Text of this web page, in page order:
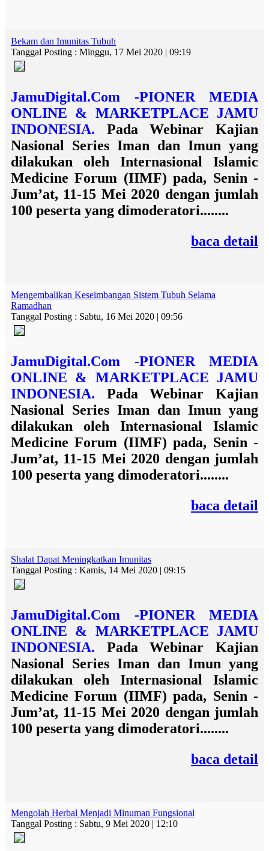
Bekam dan Imunitas Tubuh
Tanggal Posting : Minggu, 17 Mei 2020 | 09:19
JamuDigital.Com -PIONER MEDIA
ONLINE & MARKETPLACE JAMU
INDONESIA. Pada Webinar Kajian
Nasional Series Iman dan Imun yang
dilakukan oleh Internasional Islamic
Medicine Forum (IIMF) pada, Senin -
Jum’at, 11-15 Mei 2020 dengan jumlah
100 peserta yang dimoderatori........
baca detail
Mengembalikan Keseimbangan Sistem Tubuh Selama
Ramadhan
Tanggal Posting : Sabtu, 16 Mei 2020 | 09:56
JamuDigital.Com -PIONER MEDIA
ONLINE & MARKETPLACE JAMU
INDONESIA. Pada Webinar Kajian
Nasional Series Iman dan Imun yang
dilakukan oleh Internasional Islamic
Medicine Forum (IIMF) pada, Senin -
Jum’at, 11-15 Mei 2020 dengan jumlah
100 peserta yang dimoderatori........
baca detail
Shalat Dapat Meningkatkan Imunitas
Tanggal Posting : Kamis, 14 Mei 2020 | 09:15
JamuDigital.Com -PIONER MEDIA
ONLINE & MARKETPLACE JAMU
INDONESIA. Pada Webinar Kajian
Nasional Series Iman dan Imun yang
dilakukan oleh Internasional Islamic
Medicine Forum (IIMF) pada, Senin -
Jum’at, 11-15 Mei 2020 dengan jumlah
100 peserta yang dimoderatori........
baca detail
Mengolah Herbal Menjadi Minuman Fungsional
Tanggal Posting : Sabtu, 9 Mei 2020 | 12:10